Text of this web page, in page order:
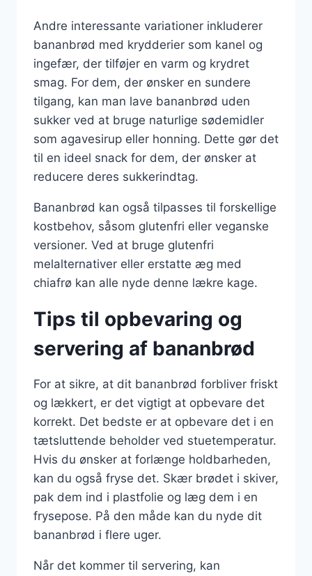
Andre interessante variationer inkluderer
bananbrød med krydderier som kanel og
ingefær, der tilføjer en varm og krydret
smag. For dem, der ønsker en sundere
tilgang, kan man lave bananbrød uden
sukker ved at bruge naturlige sødemidler
som agavesirup eller honning. Dette gør det
til en ideel snack for dem, der ønsker at
reducere deres sukkerindtag.
Bananbrød kan også tilpasses til forskellige
kostbehov, såsom glutenfri eller veganske
versioner. Ved at bruge glutenfri
melalternativer eller erstatte æg med
chiafrø kan alle nyde denne lækre kage.
Tips til opbevaring og
servering af bananbrød
For at sikre, at dit bananbrød forbliver friskt
og lækkert, er det vigtigt at opbevare det
korrekt. Det bedste er at opbevare det i en
tætsluttende beholder ved stuetemperatur.
Hvis du ønsker at forlænge holdbarheden,
kan du også fryse det. Skær brødet i skiver,
pak dem ind i plastfolie og læg dem i en
frysepose. På den måde kan du nyde dit
bananbrød i flere uger.
Når det kommer til servering, kan